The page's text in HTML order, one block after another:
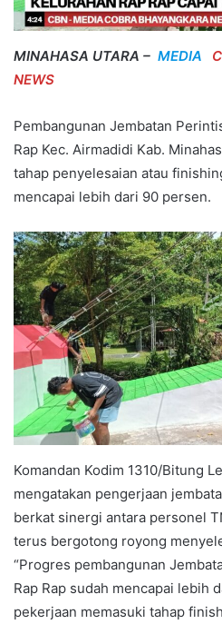
MINAHASA UTARA – MEDIA
NEWS
Pembangunan Jembatan
Rap Kec. Airmadidi Kab.
tahap penyelesaian atau
mencapai lebih dari 90 persen.
Komandan Kodim 1310/Bitung
mengatakan pengerjaan
berkat sinergi antara personel
terus bergotong royong
“Progres pembangunan
Rap Rap sudah mencapai lebih
pekerjaan memasuki tahap